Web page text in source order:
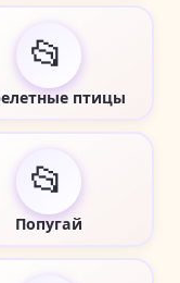
📂
птицы
📂
Попугай